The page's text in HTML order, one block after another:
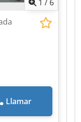
1 / 6
Llamar